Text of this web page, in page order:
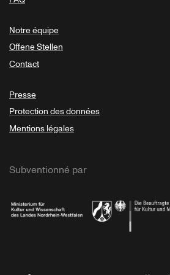
Notre équipe
Offene Stellen
Contact
Presse
Protection des données
Mentions légales
Subventionné par